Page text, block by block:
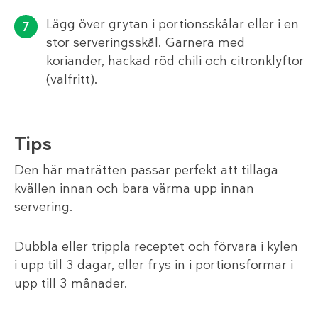
Lägg över grytan i portionsskålar eller i en
stor serveringsskål. Garnera med
koriander, hackad röd chili och citronklyftor
(valfritt).
Tips
Den här maträtten passar perfekt att tillaga
kvällen innan och bara värma upp innan
servering.
Dubbla eller trippla receptet och förvara i kylen
i upp till 3 dagar, eller frys in i portionsformar i
upp till 3 månader.